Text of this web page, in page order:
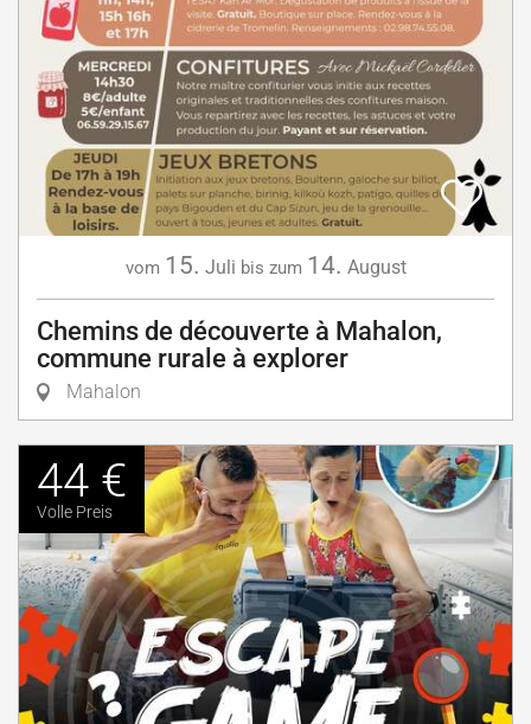
vom 15. Juli bis zum 14. August
Chemins de découverte à Mahalon,
commune rurale à explorer
Mahalon
44 €
Volle Preis